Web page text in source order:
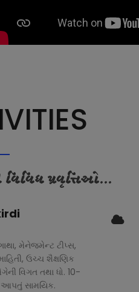
વિવિધ પ્રવૃત્તિઓ...
મેનેજમેન્ટ ટીપ્સ,
ઉચ્ચ શૈક્ષણિક
વિગત તથા ધો. 10-
આપતું સામયિક.